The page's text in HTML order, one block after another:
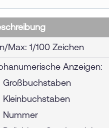
Max: 1/100 Zeichen
Anzeigen:
Großbuchstaben
Kleinbuchstaben
Nummer